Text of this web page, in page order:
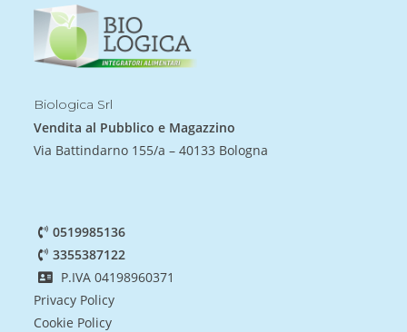
Biologica Srl
Vendita al Pubblico e Magazzino
Via Battindarno 155/a – 40133 Bologna
0519985136
3355387122
P.IVA 04198960371
Privacy Policy
Cookie Policy